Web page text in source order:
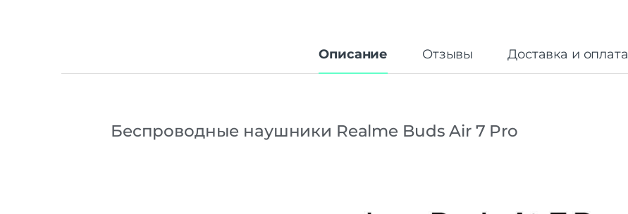
Описание Отзывы Доставка и оплата
Беспроводные наушники Realme Buds Air 7 Pro